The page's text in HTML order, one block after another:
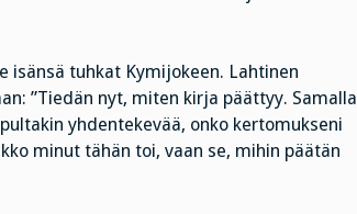
isänsä tuhkat Kymijokeen. Lahtinen
”Tiedän nyt, miten kirja päättyy. Samalla
yhdentekevää, onko kertomukseni
minut tähän toi, vaan se, mihin päätän